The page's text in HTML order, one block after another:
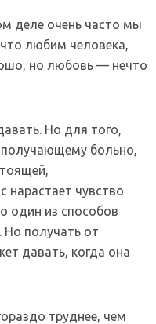
деле очень часто мы
любим человека,
но любовь — нечто
Но для того,
получающему больно,
чувство
один из способов
Но получать от
давать, когда она
труднее, чем